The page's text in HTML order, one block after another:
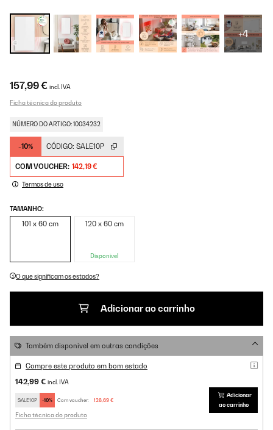
+4
157,99 € incl. IVA
Ficha técnica do produto
NÚMERO DO ARTIGO: 10034232
-10% CÓDIGO: SALE10P
COM VOUCHER: 142,19 €
Termos de uso
TAMANHO:
101 x 60 cm 120 x 60 cm
Disponível
O que significam os estados?
Adicionar ao carrinho
Também disponível em outras condições
Compre este produto em bom estado
142,99 € incl. IVA
SALE10P -10% Com voucher: 128,69 €
Ficha técnica do produto
Adicionar
ao carrinho